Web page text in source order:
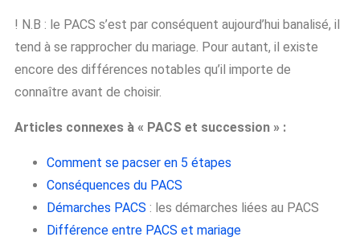
! N.B : le PACS s’est par conséquent aujourd’hui banalisé, il
tend à se rapprocher du mariage. Pour autant, il existe
encore des différences notables qu’il importe de
connaître avant de choisir.
Articles connexes à « PACS et succession » :
Comment se pacser en 5 étapes
Conséquences du PACS
Démarches PACS : les démarches liées au PACS
Différence entre PACS et mariage